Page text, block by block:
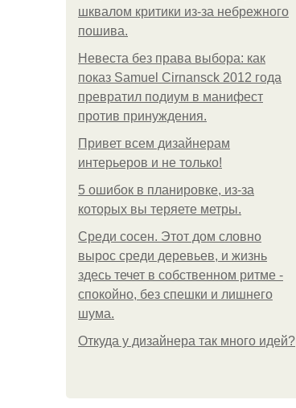
шквалом критики из-за небрежного
пошива.
Невеста без права выбора: как
показ Samuel Cirnansck 2012 года
превратил подиум в манифест
против принуждения.
Привет всем дизайнерам
интерьеров и не только!
5 ошибок в планировке, из-за
которых вы теряете метры.
Среди сосен. Этот дом словно
вырос среди деревьев, и жизнь
здесь течет в собственном ритме -
спокойно, без спешки и лишнего
шума.
Откуда у дизайнера так много идей?